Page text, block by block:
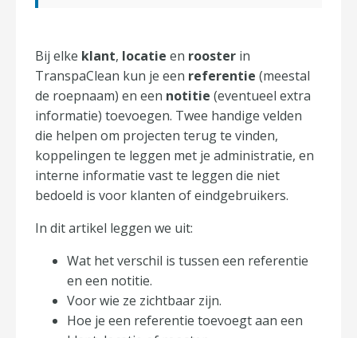
Bij elke klant, locatie en roosterin
TranspaClean kun je een referentie (meestal
de roepnaam) en een notitie (eventueel extra
informatie) toevoegen. Twee handige velden
die helpen om projecten terug te vinden,
koppelingen te leggen met je administratie, en
interne informatie vast te leggen die niet
bedoeld is voor klanten of eindgebruikers.
In dit artikel leggen we uit:
Wat het verschil is tussen een referentie
en een notitie.
Voor wie ze zichtbaar zijn.
Hoe je een referentie toevoegt aan een